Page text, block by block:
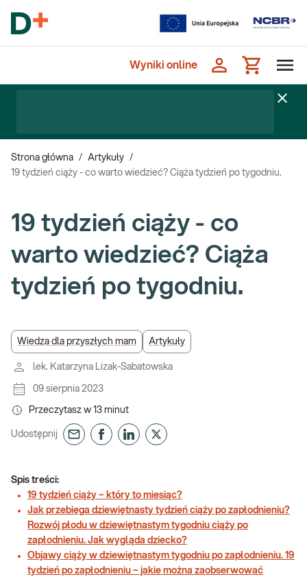
Wyniki online
Strona główna / Artykuły /
19 tydzień ciąży - co warto wiedzieć? Ciąża tydzień po tygodniu.
19 tydzień ciąży - co
warto wiedzieć? Ciąża
tydzień po tygodniu.
Wiedza dla przyszłych mam Artykuły
lek. Katarzyna Lizak-Sabatowska
09 sierpnia 2023
Przeczytasz w 13 minut
Udostępnij
Spis treści:
19 tydzień ciąży – który to miesiąc?
Jak przebiega dziewiętnasty tydzień ciąży po zapłodnieniu?
Rozwój płodu w dziewiętnastym tygodniu ciąży po
zapłodnieniu. Jak wygląda dziecko?
Objawy ciąży w dziewiętnastym tygodniu po zapłodnieniu. 19
tydzień po zapłodnieniu – jakie można zaobserwować